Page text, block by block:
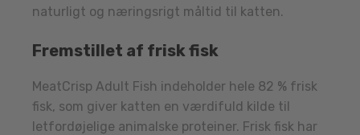
naturligt og næringsrigt måltid til katten.
Fremstillet af frisk fisk
MeatCrisp Adult Fish indeholder hele 82 % frisk
fisk, som giver katten en værdifuld kilde til
letfordøjelige animalske proteiner. Frisk fisk har